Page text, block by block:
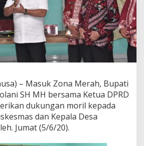
– Masuk Zona Merah, Bupati
SH MH bersama Ketua DPRD
dukungan moril kepada
dan Kepala Desa
Jumat (5/6/20).